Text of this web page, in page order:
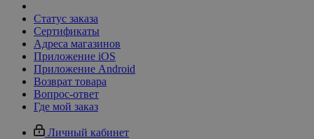
Статус заказа
Сертификаты
Адреса магазинов
Приложение iOS
Приложение Android
Возврат товара
Вопрос-ответ
Где мой заказ
Личный кабинет